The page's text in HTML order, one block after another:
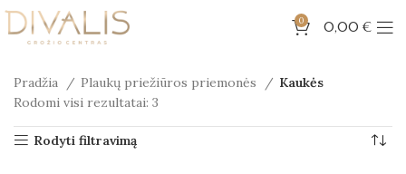
0 0,00 €
Pradžia Plaukų priežiūros priemonės
Kaukės
Rodomi visi rezultatai: 3
Rodyti filtravimą